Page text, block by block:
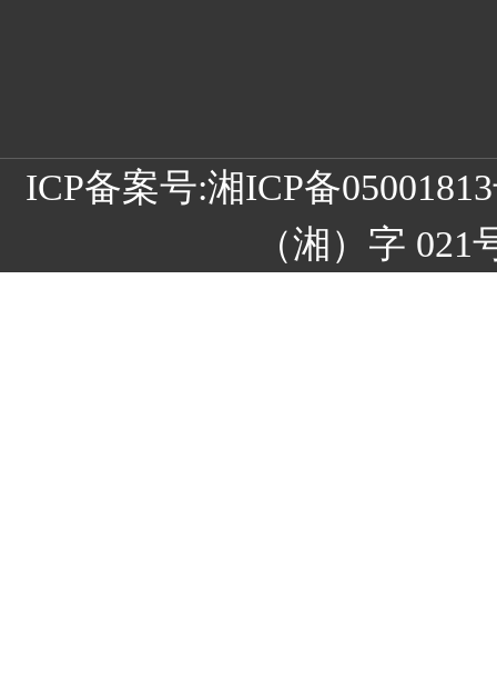
ICP备案号:湘ICP备
（湘）字 021